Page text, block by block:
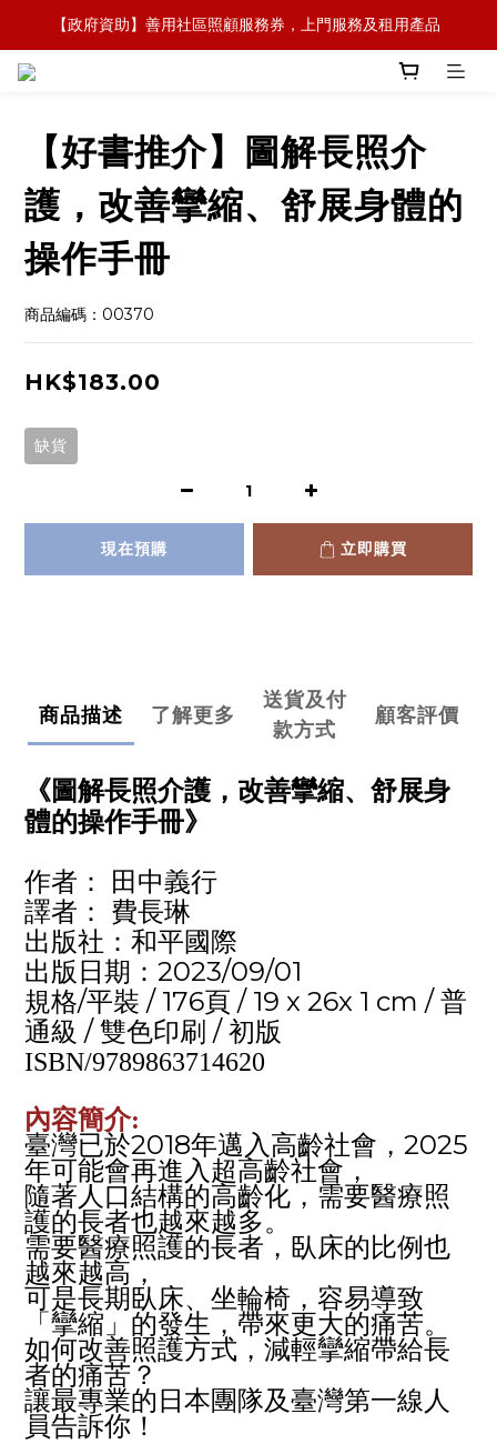
【全新概念】長者護理復康用品，可租可買，彈性選擇
【政府資助】善用社區照顧服務券，上門服務及租用產品
【全新概念】長者護理復康用品，可租可買，彈性選擇
【好書推介】圖解長照介
護，改善攣縮、舒展身體的
操作手冊
商品編碼：00370
HK$183.00
缺貨
現在預購 立即購買
商品描述 了解更多
送貨及付
款方式
顧客評價
《圖解長照介護，改善攣縮、舒展身
體的操作手冊》
作者： 田中義行
譯者： 費長琳
出版社： 和平國際
出版日期： 2023/09/01
規格/平裝 / 176頁 / 19 x 26x 1 cm / 普
通級 / 雙色印刷 / 初版
ISBN/9789863714620
內容簡介:
臺灣已於2018年邁入高齡社會， 2025
年可能會再進入超高齡社會，
隨著人口結構的高齡化，需要醫療照
護的長者也越來越多。
需要醫療照護的長者，臥床的比例也
越來越高，
可是長期臥床、坐輪椅，容易導致
「攣縮」的發生，帶來更大的痛苦。
如何改善照護方式，減輕攣縮帶給長
者的痛苦？
讓最專業的日本團隊及臺灣第一線人
員告訴你！